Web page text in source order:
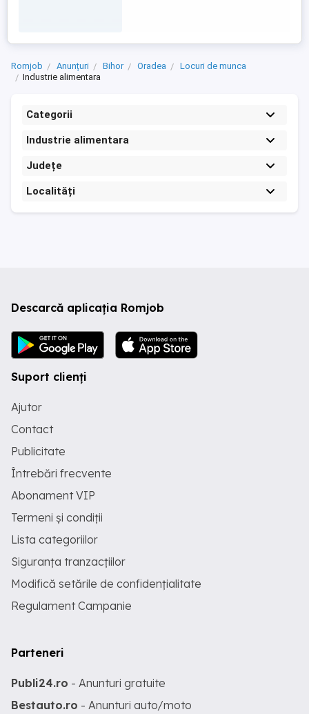
Romjob Anunțuri Bihor Oradea
Locuri de munca
Industrie alimentara
Categorii
Industrie alimentara
Județe
Localități
Descarcă aplicația Romjob
Suport clienți
Ajutor
Contact
Publicitate
Întrebări frecvente
Abonament VIP
Termeni și condiții
Lista categoriilor
Siguranța tranzacțiilor
Modifică setările de confidențialitate
Regulament Campanie
Parteneri
Publi24.ro - Anunturi gratuite
Bestauto.ro - Anunturi auto/moto